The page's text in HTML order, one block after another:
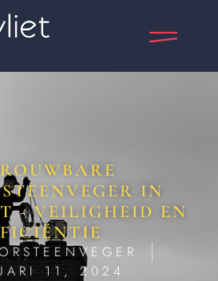
11, 2024
IN
- VEILIGHEID EN